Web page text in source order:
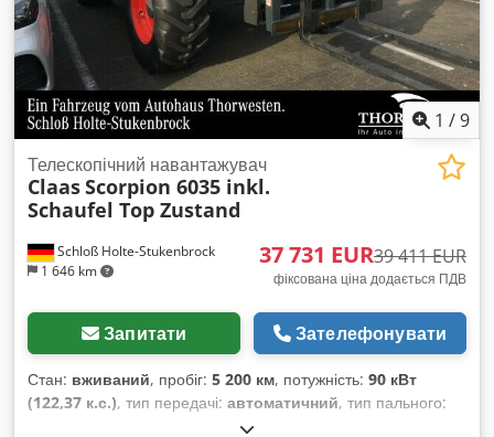
1 /9
Schloß Holte-Stukenbrock
1 646 km
Телескопічний навантажувач
ClaasScorpion 6035 inkl.
Schaufel Top Zustand
37 731 EUR39 411 EUR
фіксована ціна додається ПДВ
Запитати Зателефонувати
Стан: вживаний, пробіг: 5 200 км, потужність: 90 кВт
(122,37 к.с.), тип передачі: автоматичний, тип пального:
, загальна вага: